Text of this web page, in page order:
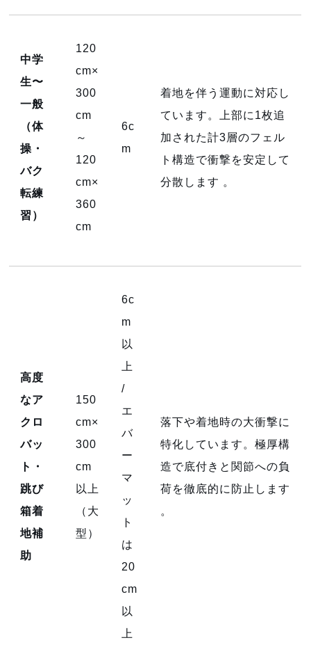
中学
生〜
一般
（体
操・
バク
転練
習）
120
cm×
300
cm
～
120
cm×
360
cm
6c
m
着地を伴う運動に対応し
ています。上部に1枚追
加された計3層のフェル
ト構造で衝撃を安定して
分散します 。
高度
なア
クロ
バッ
ト・
跳び
箱着
地補
助
150
cm×
300
cm
以上
（大
型）
6c
m
以
上
/
エ
バ
ー
マ
ッ
ト
は
20
cm
以
上
落下や着地時の大衝撃に
特化しています。極厚構
造で底付きと関節への負
荷を徹底的に防止します
。